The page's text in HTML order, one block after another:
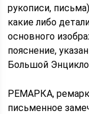
рукописи,
какие либо
основного
пояснение,
Большой
РЕМАРКА,
письменное